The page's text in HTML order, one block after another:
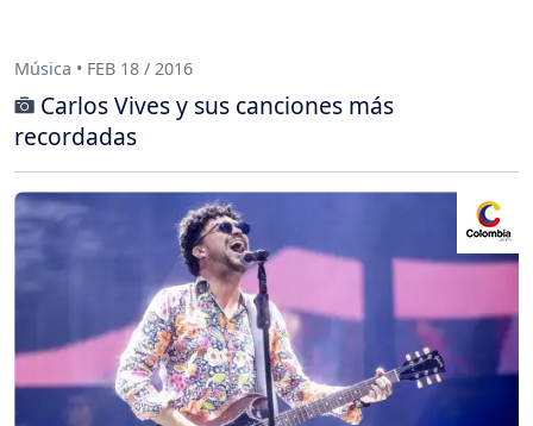
Música • FEB 18 / 2016
Carlos Vives y sus canciones más
recordadas